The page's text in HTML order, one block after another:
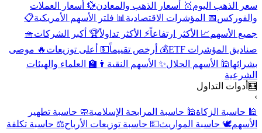
سعر الذهب اليوم🥇 أسعار الذهب والمعادن💱 أسعار العملات
والفوركس📅 المؤشرات الاقتصادية 📊 فلتر الأسهم الأمريكية📋
جميع الأسهم📈 الأكثر ارتفاعاً⚡ الأكثر تداولاً🏆 أكبر الشركات🧺
صناديق المؤشرات ETF
💰 أرخص تقييماً💵 أعلى توزيعات 🔥 موصى
بشرائها🕌 الأسهم الحلال✨ الأسهم النقية 👨‍🏫 العلماء والهيئات
الشرعية
🧮 أدوات التداول
›
🕌 حاسبة الزكاة🕌 حاسبة المرابحة الإسلامية🧼 حاسبة تطهير
الأسهم🕊️ حاسبة المواريث💵 حاسبة توزيعات الأرباح⚖️ حاسبة تكلفة